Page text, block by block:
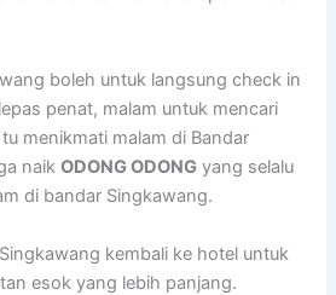
boleh untuk langsung check in
penat, malam untuk mencari
menikmati malam di Bandar
naikODONG ODONG yang selalu
di bandar Singkawang.
kembali ke hotel untuk
esok yang lebih panjang.